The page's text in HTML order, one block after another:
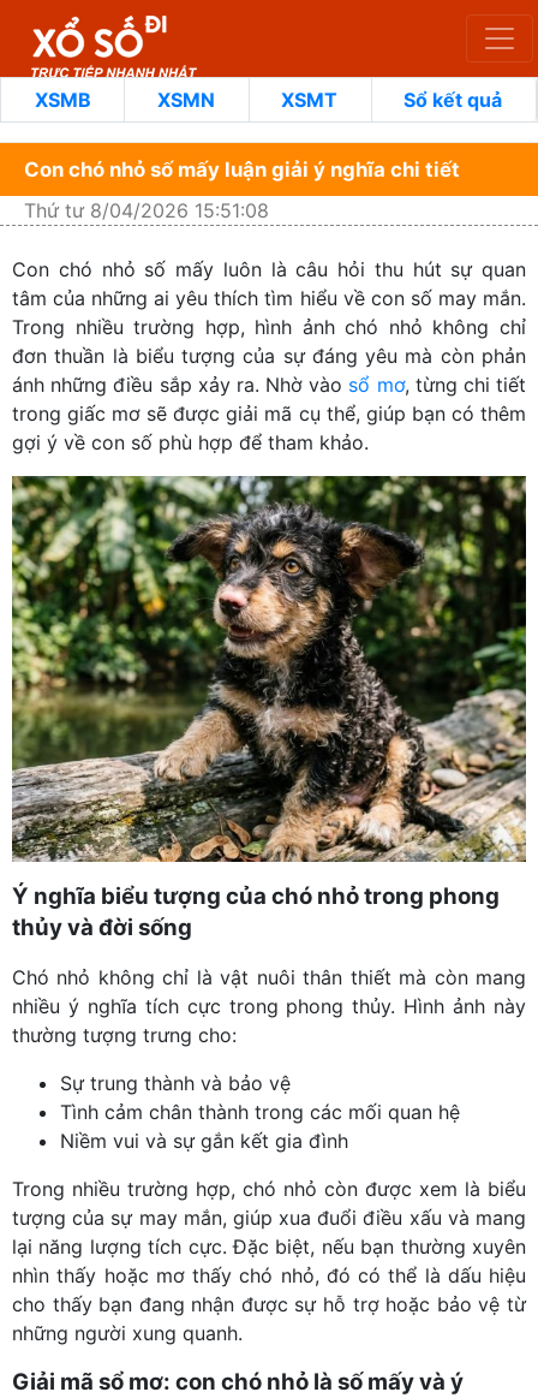
XSMB XSMN XSMT Sổ kết quả
Con chó nhỏ số mấy luận giải ý nghĩa chi tiết
Thứ tư 8/04/2026 15:51:08
Con chó nhỏ số mấy luôn là câu hỏi thu hút sự quan
tâm của những ai yêu thích tìm hiểu về con số may mắn.
Trong nhiều trường hợp, hình ảnh chó nhỏ không chỉ
đơn thuần là biểu tượng của sự đáng yêu mà còn phản
ánh những điều sắp xảy ra. Nhờ vào sổ mơ, từng chi tiết
trong giấc mơ sẽ được giải mã cụ thể, giúp bạn có thêm
gợi ý về con số phù hợp để tham khảo.
Ý nghĩa biểu tượng của chó nhỏ trong phong
thủy và đời sống
Chó nhỏ không chỉ là vật nuôi thân thiết mà còn mang
nhiều ý nghĩa tích cực trong phong thủy. Hình ảnh này
thường tượng trưng cho:
Sự trung thành và bảo vệ
Tình cảm chân thành trong các mối quan hệ
Niềm vui và sự gắn kết gia đình
Trong nhiều trường hợp, chó nhỏ còn được xem là biểu
tượng của sự may mắn, giúp xua đuổi điều xấu và mang
lại năng lượng tích cực. Đặc biệt, nếu bạn thường xuyên
nhìn thấy hoặc mơ thấy chó nhỏ, đó có thể là dấu hiệu
cho thấy bạn đang nhận được sự hỗ trợ hoặc bảo vệ từ
những người xung quanh.
Giải mã sổ mơ: con chó nhỏ là số mấy và ý